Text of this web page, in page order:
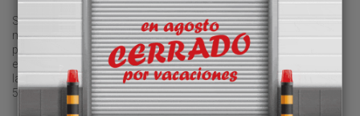
Según señalan desde la compañía vizcaína, los aerogeneradores
marinos utilizarán tecnología Sath en mar abierto y aguas
profundas de entre 140 y 150 metros, en Girona, concretamente
en una zona situada a más de 15 kilómetros del Cap de Creus, en
la Costa Brava, con un potencial para suministrar energía a unos
50.000 hogares al año.